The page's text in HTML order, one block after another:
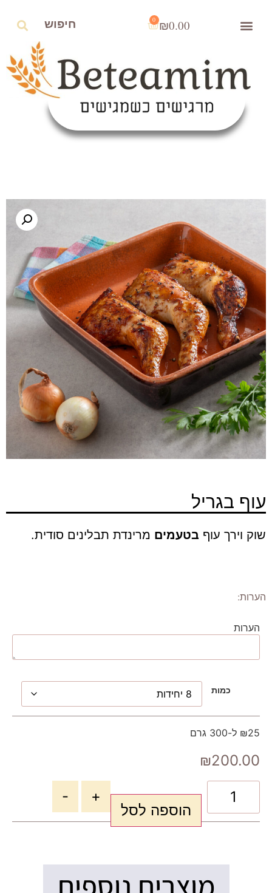
₪0.00
0
עוף בגריל
שוק וירך עוף בטעמים מרינדת תבלינים סודית.
הערות:
הערות
כמות
₪25 ל-300 גרם
₪200.00
+
-
הוספה לסל